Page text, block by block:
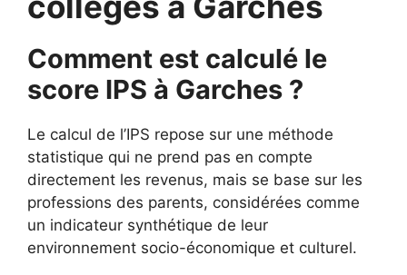
Comment est calculé le
score IPS à Garches ?
Le calcul de l’IPS repose sur une méthode
statistique qui ne prend pas en compte
directement les revenus, mais se base sur les
professions des parents, considérées comme
un indicateur synthétique de leur
environnement socio-économique et culturel.